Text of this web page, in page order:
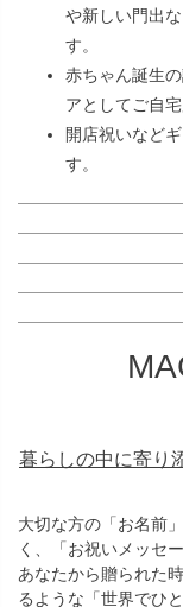
や新しい門出
す。
赤ちゃん誕生
アとしてご自宅
開店祝いなど
す。
暮らしの中に寄り
大切な方の「お名前
く、「お祝いメッセ
あなたから贈られた
るような「世界でひ